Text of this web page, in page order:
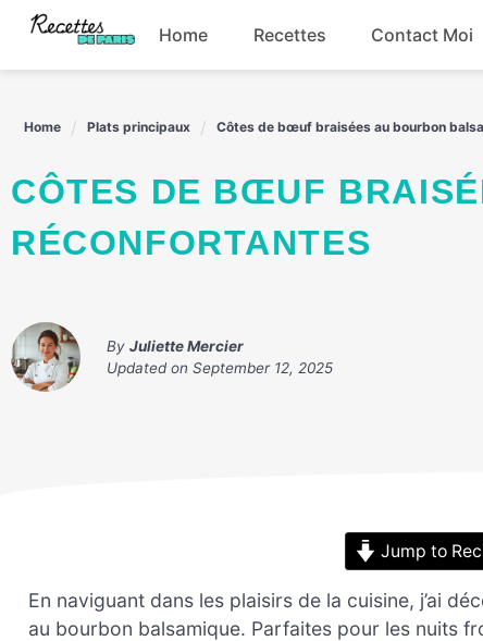
Skip
content
Home Recettes Contact Moi
Home Plats principaux Côtes de bœuf braisées au bourbon
CÔTES DE BŒUF BRAISÉES AU BOURBON BALSAMIQUE
RÉCONFORTANTES
By Juliette Mercier
Updated on September 12, 2025
Jump to
En naviguant dans les plaisirs de la cuisine, j’ai
au bourbon balsamique. Parfaites pour les nuits